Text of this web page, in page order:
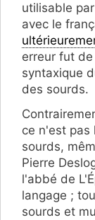
utilisable
avec le
erreur fut
syntaxique
des sourds.
ce n'est pas
sourds,
Pierre
l'abbé de
langage ;
sourds et